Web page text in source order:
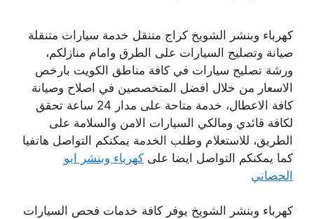
كهرباء وبنشر الشويخ كراج متنقل خدمة سيارات متنقلة
صيانة وتصليح السيارات على الطرق وامام منازلكم،
ورشة تصليح سيارات في كافة مناطق الكويت بارخص
الاسعار من خلال افضل المتخصصين في اصلاح وصيانة
كافة الاعطال، خدمة متاحة على مدار 24 ساعة تحقق
لكافة قائدي ومالكي السيارات الامن والسلامة على
الطريق، للاستعلام وطلب الخدمة يمكنكم التواصل هاتفيا
كما يمكنكم التواصل ايضا على كهرباء وبنشر ابو
الحصاني
كهرباء وبنشر الشويخ يوفر كافة خدمات فحص السيارات